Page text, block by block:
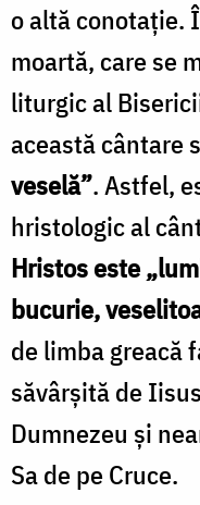
o altă conotație.
moartă, care se
liturgic al
această cântare
veselă”. Astfel,
hristologic al
Hristos este
bucurie,
de limba greacă
săvârșită de
Dumnezeu și
Sa de pe Cruce.